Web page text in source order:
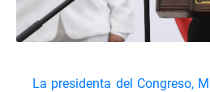
La presidenta del Congreso,